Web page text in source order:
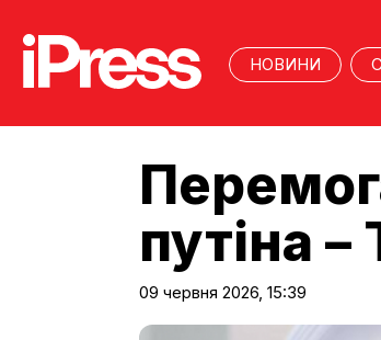
НОВИНИ
путіна
09 червня 2026, 15:39